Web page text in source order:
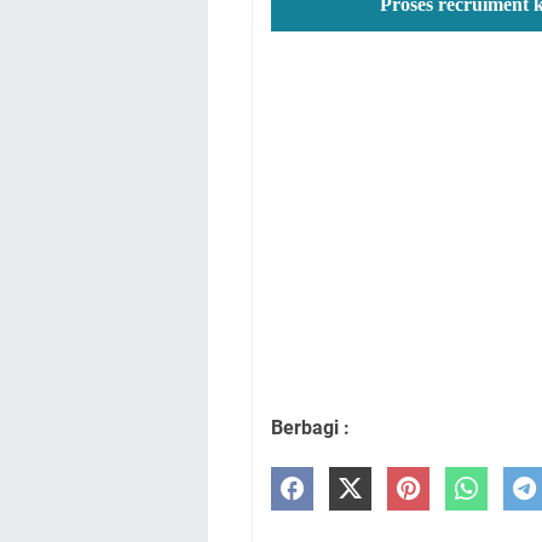
Proses recruiment
Berbagi :